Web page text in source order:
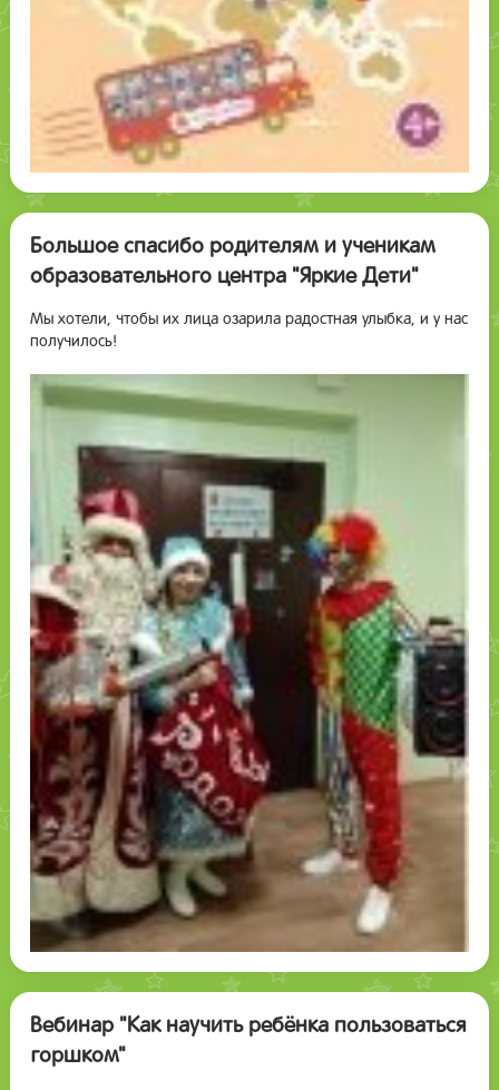
Большое спасибо родителям и ученикам
образовательного центра "Яркие Дети"
Мы хотели, чтобы их лица озарила радостная улыбка, и у нас
получилось!
Вебинар "Как научить ребёнка пользоваться
горшком"